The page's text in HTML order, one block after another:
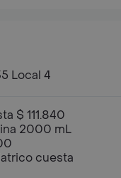
Local 4
$ 111.840
2000 mL
cuesta